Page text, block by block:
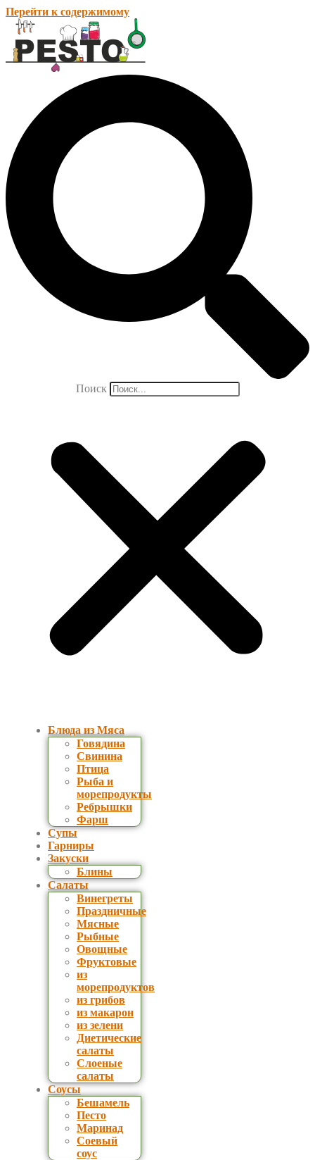
Перейти к содержимому
Поиск
Блюда из Мяса
Говядина
Свинина
Птица
Рыба и
морепродукты
Ребрышки
Фарш
Супы
Гарниры
Закуски
Блины
Салаты
Винегреты
Праздничные
Мясные
Рыбные
Овощные
Фруктовые
из
морепродуктов
из грибов
из макарон
из зелени
Диетические
салаты
Слоеные
салаты
Соусы
Бешамель
Песто
Маринад
Соевый
соус